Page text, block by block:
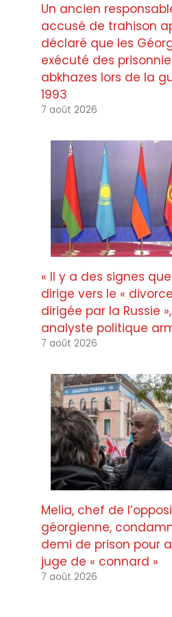
Un ancien
accusé de trahison
déclaré que les
exécuté des
abkhazes lors de la
1993
7 août 2026
« Il y a des signes
dirige vers le « divorce
dirigée par la Russie
analyste politique
7 août 2026
Melia, chef de
géorgienne,
demi de prison pour
juge de « connard »
7 août 2026